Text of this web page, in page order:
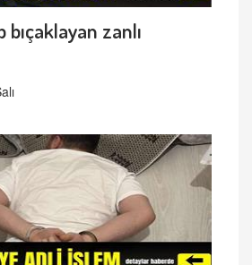
zanlı